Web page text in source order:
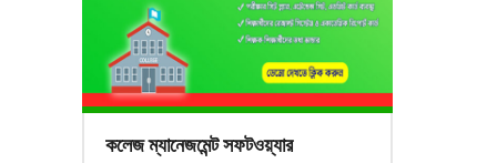
কলেজ ম্যানেজমেন্ট সফটওয়্যার